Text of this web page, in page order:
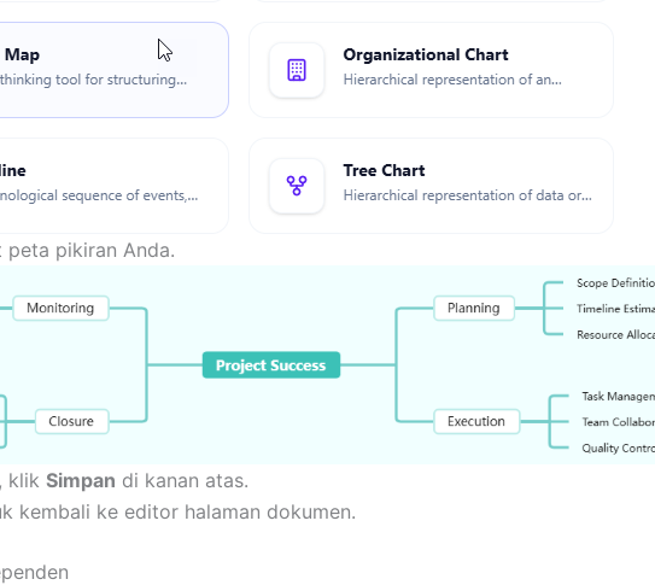
peta pikiran Anda.
klik Simpan di kanan atas.
kembali ke editor halaman dokumen.